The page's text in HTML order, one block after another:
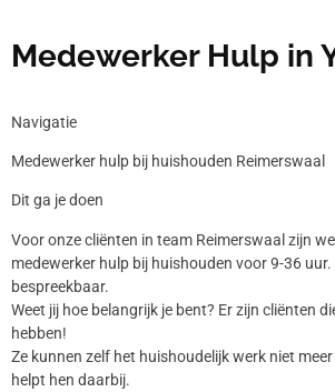
Medewerker Hulp in
Navigatie
Medewerker hulp bij huishouden Reimerswaal
Dit ga je doen
Voor onze cliënten in team Reimerswaal zijn
medewerker hulp bij huishouden voor 9-36
bespreekbaar.
Weet jij hoe belangrijk je bent? Er zijn cliënten
hebben!
Ze kunnen zelf het huishoudelijk werk niet
helpt hen daarbij.